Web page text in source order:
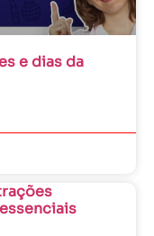
e dias da